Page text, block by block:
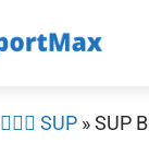
🏄‍♀️🛶 SUP »SUP